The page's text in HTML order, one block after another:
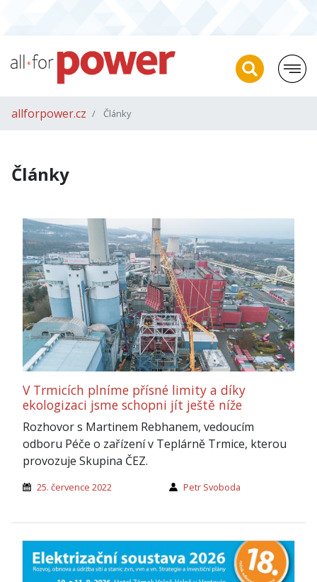
allforpower.cz Články
Články
V Trmicích plníme přísné limity a díky
ekologizaci jsme schopni jít ještě níže
Rozhovor s Martinem Rebhanem, vedoucím
odboru Péče o zařízení v Teplárně Trmice, kterou
provozuje Skupina ČEZ.
25. července 2022 Petr Svoboda